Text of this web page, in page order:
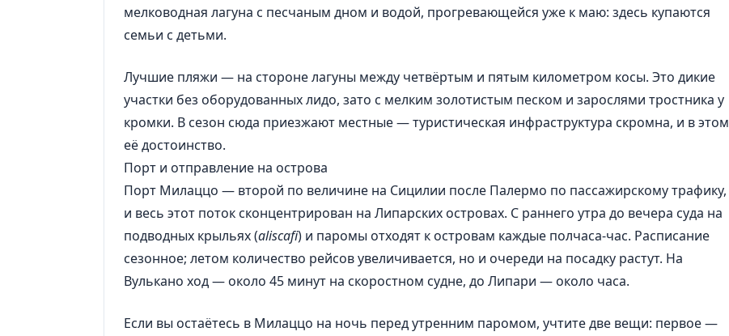
мелководная лагуна с песчаным дном и водой, прогревающейся уже к маю: здесь купаются
семьи с детьми.
Лучшие пляжи — на стороне лагуны между четвёртым и пятым километром косы. Это дикие
участки без оборудованных лидо, зато с мелким золотистым песком и зарослями тростника у
кромки. В сезон сюда приезжают местные — туристическая инфраструктура скромна, и в этом
её достоинство.
Порт и отправление на острова
Порт Милаццо — второй по величине на Сицилии после Палермо по пассажирскому трафику,
и весь этот поток сконцентрирован на Липарских островах. С раннего утра до вечера суда на
подводных крыльях (aliscafi) и паромы отходят к островам каждые полчаса-час. Расписание
сезонное; летом количество рейсов увеличивается, но и очереди на посадку растут. На
Вулькано ход — около 45 минут на скоростном судне, до Липари — около часа.
Если вы остаётесь в Милаццо на ночь перед утренним паромом, учтите две вещи: первое —